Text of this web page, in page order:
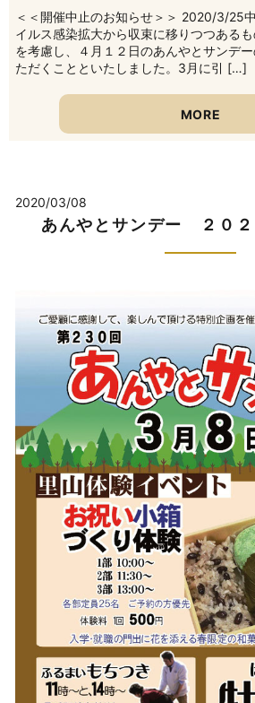
＜＜開催中止のお知らせ＞＞ 2020/3/
イルス感染拡大から収束に移りつつある
を考慮し、４月１２日のあんやとサンデ
ただくことといたしました。3月に引 […]
MORE
2020/03/08
あんやとサンデー ２０２